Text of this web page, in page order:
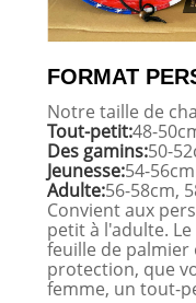
FORMAT
Notre taille de
Tout-petit:48-
Des gamins:50-
Jeunesse:54-56cm
Adulte:56-58cm,
Convient aux
petit à l'adulte.
feuille de palmier
protection, que
femme, un tout-